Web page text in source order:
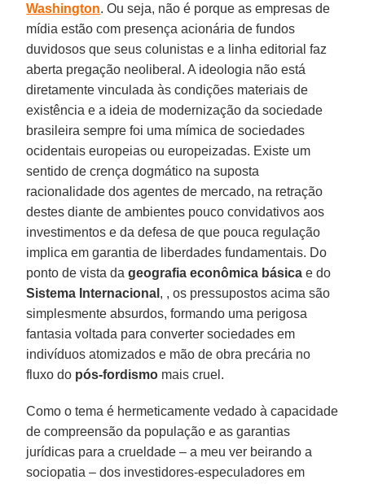
Washington. Ou seja, não é porque as empresas de
mídia estão com presença acionária de fundos
duvidosos que seus colunistas e a linha editorial faz
aberta pregação neoliberal. A ideologia não está
diretamente vinculada às condições materiais de
existência e a ideia de modernização da sociedade
brasileira sempre foi uma mímica de sociedades
ocidentais europeias ou europeizadas. Existe um
sentido de crença dogmático na suposta
racionalidade dos agentes de mercado, na retração
destes diante de ambientes pouco convidativos aos
investimentos e da defesa de que pouca regulação
implica em garantia de liberdades fundamentais. Do
ponto de vista dageografia econômica básica e do
Sistema Internacional , , os pressupostos acima são
simplesmente absurdos, formando uma perigosa
fantasia voltada para converter sociedades em
indivíduos atomizados e mão de obra precária no
fluxo do pós-fordismo mais cruel.
Como o tema é hermeticamente vedado à capacidade
de compreensão da população e as garantias
jurídicas para a crueldade – a meu ver beirando a
sociopatia – dos investidores-especuladores em